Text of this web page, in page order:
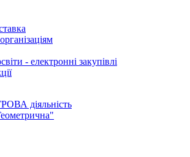
- електронні закупівлі
діяльність